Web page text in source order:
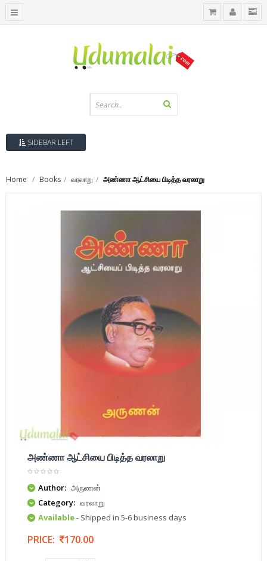
SIDEBAR LEFT
Home Books வரலாறு அண்ணா ஆட்சியை பிடித்த வரலாறு
அண்ணா ஆட்சியை பிடித்த வரலாறு
Author: அருணன்
Category: வரலாறு
Available- Shipped in 5-6 business days
PRICE: 170.00